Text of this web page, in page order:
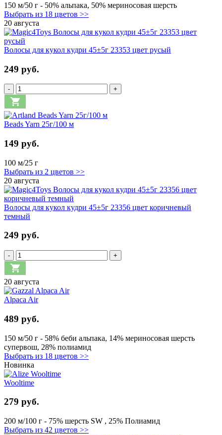
150 м/50 г - 50% альпака, 50% мериносовая шерсть
Выбрать из 18 цветов >>
20 августа
Волосы для кукол кудри 45±5г 23353 цвет русый
249 руб.
- +
Beads Yarn 25г/100 м
149 руб.
100 м/25 г
Выбрать из 2 цветов >>
20 августа
Волосы для кукол кудри 45±5г 23356 цвет коричневый
темный
249 руб.
- +
20 августа
Alpaca Air
489 руб.
150 м/50 г - 58% беби альпака, 14% мериносовая шерсть
супервош, 28% полиамид
Выбрать из 18 цветов >>
Новинка
Wooltime
279 руб.
200 м/100 г - 75% шерсть SW , 25% Полиамид
Выбрать из 42 цветов >>